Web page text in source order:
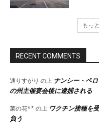
もっ
RECENT COMMENTS
通りすがり の上 ナンシー・ペ
の州主催宴会後に逮捕される
菜の花** の上 ワクチン接種を
負う